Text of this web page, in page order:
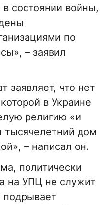
состоянии войны,
по
– заявил
заявляет, что нет
в Украине
религию «и
тысячелетний дом
– написал он.
политически
на УПЦ не служит
подрывает